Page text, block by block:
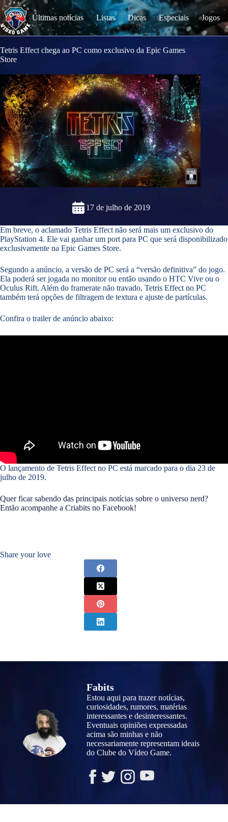
k
i
p
o
c
n
n
t
Últimas notícias Listas Dicas Especiais Jogos
Tetris Effect chega ao PC como exclusivo da Epic Games
Store
17 de julho de 2019
Em breve, o aclamado Tetris Effect não será mais um exclusivo do
PlayStation 4. Ele vai ganhar um port para PC que será disponibilizado
exclusivamente na Epic Games Store.
Segundo a anúncio, a versão de PC será a “versão definitiva” do jogo.
Ela poderá ser jogada no monitor ou então usando o HTC Vive ou o
Oculus Rift. Além do framerate não travado, Tetris Effect no PC
também terá opções de filtragem de textura e ajuste de partículas.
Confira o trailer de anúncio abaixo:
O lançamento de Tetris Effect no PC está marcado para o dia 23 de
julho de 2019.
Quer ficar sabendo das principais notícias sobre o universo nerd?
Então acompanhe a Criabits no Facebook!
Share your love
Fabits
Estou aqui para trazer notícias,
curiosidades, rumores, matérias
interessantes e desinteressantes.
Eventuais opiniões expressadas
acima são minhas e não
necessariamente representam ideais
do Clube do Vídeo Game.